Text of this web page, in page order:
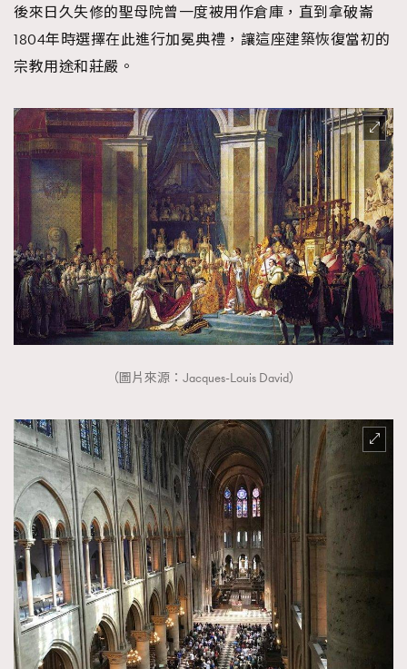
後來日久失修的聖母院曾一度被用作倉庫，直到拿破崙
1804年時選擇在此進行加冕典禮，讓這座建築恢復當初的
宗教用途和莊嚴。
（圖片來源：Jacques-Louis David）